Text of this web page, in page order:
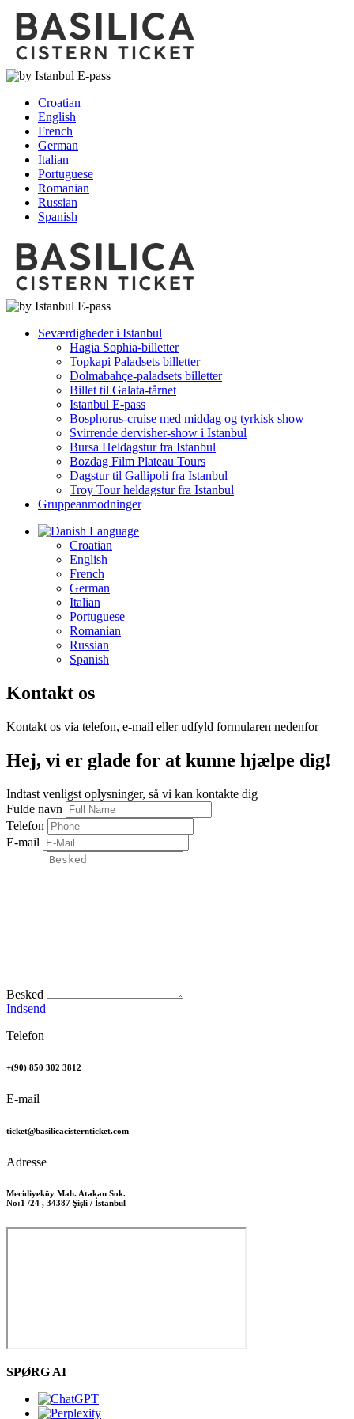
Croatian
English
French
German
Italian
Portuguese
Romanian
Russian
Spanish
Seværdigheder i Istanbul
Hagia Sophia-billetter
Topkapi Paladsets billetter
Dolmabahçe-paladsets billetter
Billet til Galata-tårnet
Istanbul E-pass
Bosphorus-cruise med middag og tyrkisk show
Svirrende dervisher-show i Istanbul
Bursa Heldagstur fra Istanbul
Bozdag Film Plateau Tours
Dagstur til Gallipoli fra Istanbul
Troy Tour heldagstur fra Istanbul
Gruppeanmodninger
Language
Croatian
English
French
German
Italian
Portuguese
Romanian
Russian
Spanish
Kontakt os
Kontakt os via telefon, e-mail eller udfyld formularen nedenfor
Hej, vi er glade for at kunne hjælpe dig!
Indtast venligst oplysninger, så vi kan kontakte dig
Fulde navn
Telefon
E-mail
Besked
Indsend
Telefon
+(90) 850 302 3812
E-mail
ticket@basilicacisternticket.com
Adresse
Mecidiyeköy Mah. Atakan Sok.
No:1 /24 , 34387 Şişli / İstanbul
SPØRG AI